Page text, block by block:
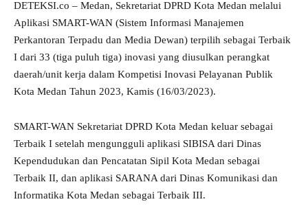
DETEKSI.co – Medan, Sekretariat DPRD Kota Medan melalui
Aplikasi SMART-WAN (Sistem Informasi Manajemen
Perkantoran Terpadu dan Media Dewan) terpilih sebagai Terbaik
I dari 33 (tiga puluh tiga) inovasi yang diusulkan perangkat
daerah/unit kerja dalam Kompetisi Inovasi Pelayanan Publik
Kota Medan Tahun 2023, Kamis (16/03/2023).
SMART-WAN Sekretariat DPRD Kota Medan keluar sebagai
Terbaik I setelah mengungguli aplikasi SIBISA dari Dinas
Kependudukan dan Pencatatan Sipil Kota Medan sebagai
Terbaik II, dan aplikasi SARANA dari Dinas Komunikasi dan
Informatika Kota Medan sebagai Terbaik III.